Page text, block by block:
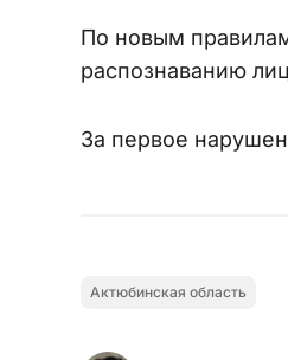
По новым
распознаванию
За первое
Актюбинская область